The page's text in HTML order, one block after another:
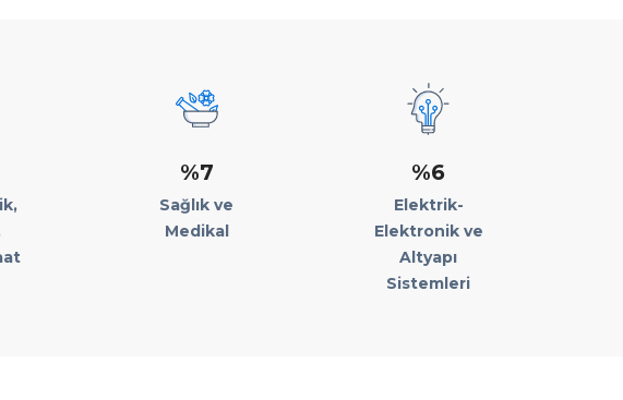
%7
Sağlık ve
Medikal
%6
Elektrik-
Elektronik ve
Altyapı
Sistemleri